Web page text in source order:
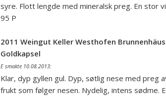
syre. Flott lengde med mineralsk preg. En stor
95 P
2011 Weingut Keller Westhofen
Goldkapsel
E smakte 10.08.2013:
Klar, dyp gyllen gul. Dyp, søtlig nese med preg
frukt som følger nesen. Nydelig, intens